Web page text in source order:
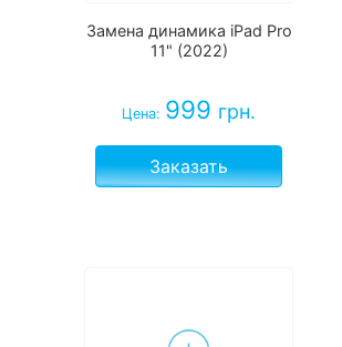
Замена динамика iPad Pro
11" (2022)
Цена: 999 грн.
Заказать